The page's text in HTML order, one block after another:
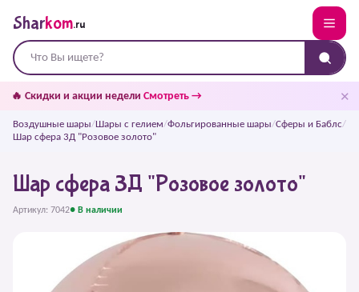
Sharkom.ru
🔥 Скидки и акции недели Смотреть → ✕
Воздушные шары/Шары с гелием/Фольгированные шары/Сферы и Баблс/
Шар сфера 3Д "Розовое золото"
Шар сфера 3Д "Розовое золото"
Артикул: 7042● В наличии